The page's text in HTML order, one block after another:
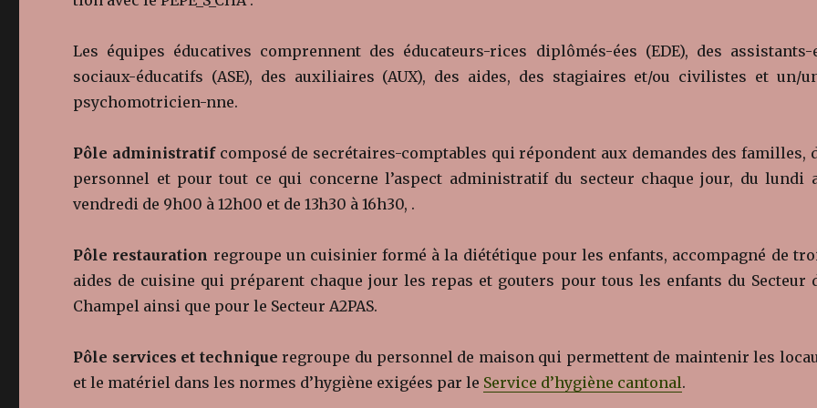
Les équipes éducatives comprennent des éducateurs-rices diplômés-ées (EDE), des assistants-
sociaux-éducatifs (ASE), des auxiliaires (AUX), des aides, des stagiaires et/ou civilistes et un/
psychomotricien-nne.
Pôle administratifcomposé de secrétaires-comptables qui répondent aux demandes des familles,
personnel et pour tout ce qui concerne l’aspect administratif du secteur chaque jour, du lundi
vendredi de 9h00 à 12h00 et de 13h30 à 16h30, .
Pôle restauration regroupe un cuisinier formé à la diététique pour les enfants, accompagné de
aides de cuisine qui préparent chaque jour les repas et gouters pour tous les enfants du Secteur
Champel ainsi que pour le Secteur A2PAS.
Pôle services et technique regroupe du personnel de maison qui permettent de maintenir les
et le matériel dans les normes d’hygiène exigées par le Service d’hygiène cantonal.